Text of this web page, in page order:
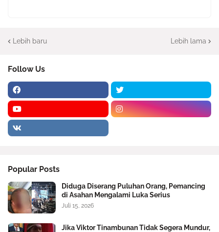
Lebih baru Lebih lama
Follow Us
Popular Posts
Diduga Diserang Puluhan Orang, Pemancing
di Asahan Mengalami Luka Serius
Juli 15, 2026
Jika Viktor Tinambunan Tidak Segera Mundur,